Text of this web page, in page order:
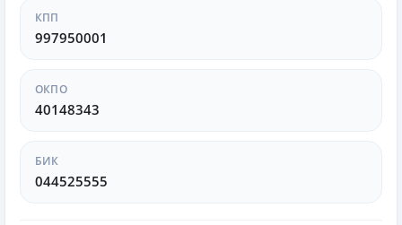
КПП
997950001
ОКПО
40148343
БИК
044525555